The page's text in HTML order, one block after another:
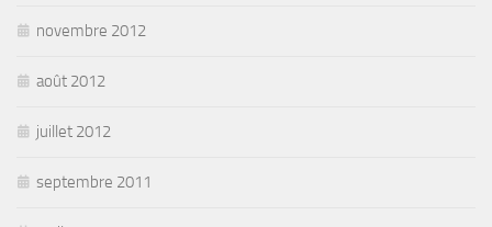
novembre 2012
août 2012
juillet 2012
septembre 2011